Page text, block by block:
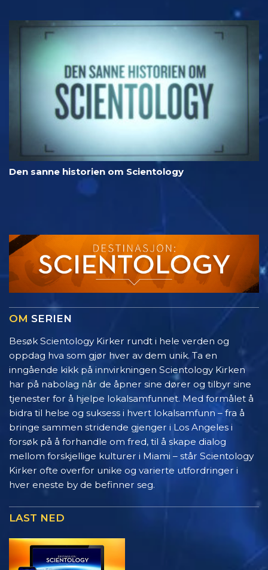
Den sanne historien om Scientology
OM SERIEN
Besøk Scientology Kirker rundt i hele verden og
oppdag hva som gjør hver av dem unik. Ta en
inngående kikk på innvirkningen Scientology Kirken
har på nabolag når de åpner sine dører og tilbyr sine
tjenester for å hjelpe lokalsamfunnet. Med formålet å
bidra til helse og suksess i hvert lokalsamfunn – fra å
bringe sammen stridende gjenger i Los Angeles i
forsøk på å forhandle om fred, til å skape dialog
mellom forskjellige kulturer i Miami – står Scientology
Kirker ofte overfor unike og varierte utfordringer i
hver eneste by de befinner seg.
LAST NED